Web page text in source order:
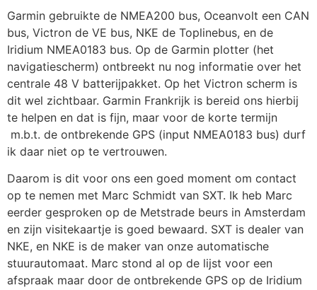
Garmin gebruikte de NMEA200 bus, Oceanvolt een CAN
bus, Victron de VE bus, NKE de Toplinebus, en de
Iridium NMEA0183 bus. Op de Garmin plotter (het
navigatiescherm) ontbreekt nu nog informatie over het
centrale 48 V batterijpakket. Op het Victron scherm is
dit wel zichtbaar. Garmin Frankrijk is bereid ons hierbij
te helpen en dat is fijn, maar voor de korte termijn
m.b.t. de ontbrekende GPS (input NMEA0183 bus) durf
ik daar niet op te vertrouwen.
Daarom is dit voor ons een goed moment om contact
op te nemen met Marc Schmidt van SXT. Ik heb Marc
eerder gesproken op de Metstrade beurs in Amsterdam
en zijn visitekaartje is goed bewaard. SXT is dealer van
NKE, en NKE is de maker van onze automatische
stuurautomaat. Marc stond al op de lijst voor een
afspraak maar door de ontbrekende GPS op de Iridium